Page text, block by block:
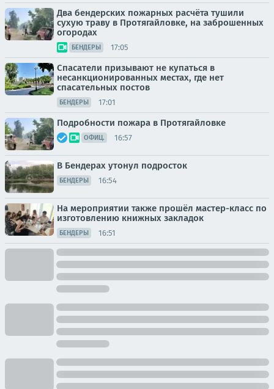
Два бендерских пожарных расчёта тушили
сухую траву в Протягайловке, на заброшенных
огородах
БЕНДЕРЫ 17:05
Спасатели призывают не купаться в
несанкционированных местах, где нет
спасательных постов
БЕНДЕРЫ 17:01
Подробности пожара в Протягайловке
ОФИЦ. 16:57
В Бендерах утонул подросток
БЕНДЕРЫ 16:54
На мероприятии также прошёл мастер-класс по
изготовлению книжных закладок
БЕНДЕРЫ 16:51